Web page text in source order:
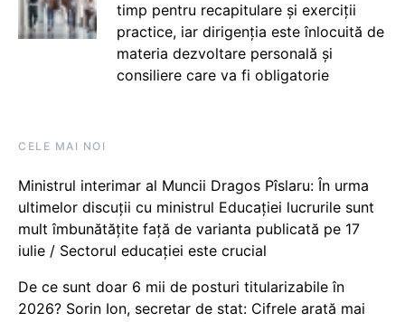
timp pentru recapitulare și exerciții
practice, iar dirigenția este înlocuită de
materia dezvoltare personală și
consiliere care va fi obligatorie
CELE MAI NOI
Ministrul interimar al Muncii Dragos Pîslaru: În urma
ultimelor discuții cu ministrul Educației lucrurile sunt
mult îmbunătățite față de varianta publicată pe 17
iulie / Sectorul educației este crucial
De ce sunt doar 6 mii de posturi titularizabile în
2026? Sorin Ion, secretar de stat: Cifrele arată mai